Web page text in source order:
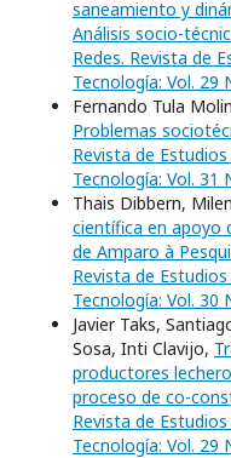
saneamiento y
Análisis socio-
Redes. Revista de
Tecnología: Vol. 29
Fernando Tula
Problemas
Revista de
Tecnología: Vol. 31
Thais Dibbern,
científica en apoyo
de Amparo à
Revista de
Tecnología: Vol. 30
Javier Taks,
Sosa, Inti Clavijo,
productores
proceso de co-
Revista de
Tecnología: Vol. 29